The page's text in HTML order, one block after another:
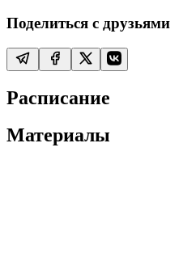
Поделиться с друзьями
Расписание
Материалы